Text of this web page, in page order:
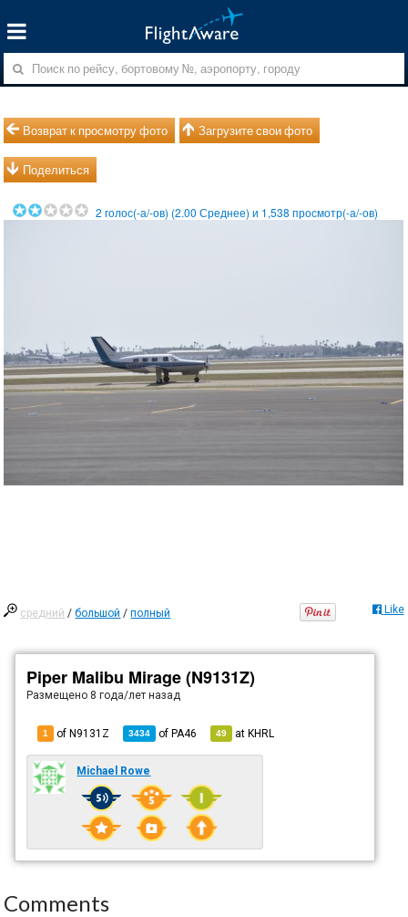
Возврат к просмотру фото Загрузите свои фото
Поделиться
2 голос(-а/-ов) (2.00 Среднее) и 1,538 просмотр(-а/-ов)
средний /большой /полный Like
Piper Malibu Mirage (N9131Z)
Размещено 8 года/лет назад
1 of N9131Z 3434 ofPA46 49 atKHRL
Michael Rowe
Comments